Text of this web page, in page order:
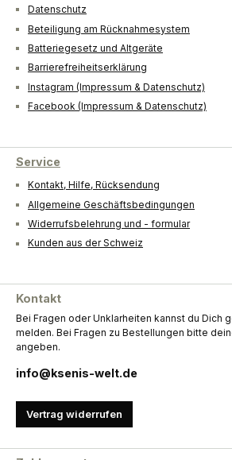
Datenschutz
Beteiligung am Rücknahmesystem
Batteriegesetz und Altgeräte
Barrierefreiheitserklärung
Instagram (Impressum & Datenschutz)
Facebook (Impressum & Datenschutz)
Service
Kontakt, Hilfe, Rücksendung
Allgemeine Geschäftsbedingungen
Widerrufsbelehrung und - formular
Kunden aus der Schweiz
Kontakt
Bei Fragen oder Unklarheiten kannst du Dich
melden. Bei Fragen zu Bestellungen bitte
angeben.
info@ksenis-welt.de
Vertrag widerrufen